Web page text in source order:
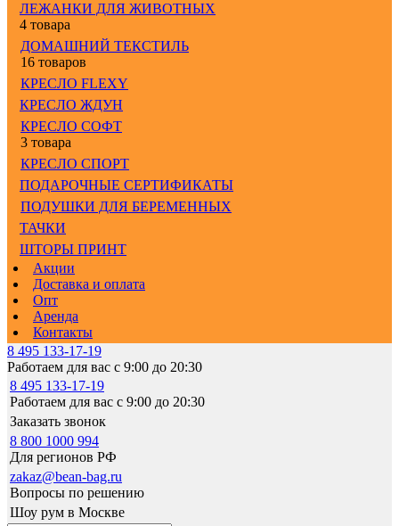
ЛЕЖАНКИ ДЛЯ ЖИВОТНЫХ
4 товара
ДОМАШНИЙ ТЕКСТИЛЬ
16 товаров
КРЕСЛО FLEXY
КРЕСЛО ЖДУН
КРЕСЛО СОФТ
3 товара
КРЕСЛО СПОРТ
ПОДАРОЧНЫЕ СЕРТИФИКАТЫ
ПОДУШКИ ДЛЯ БЕРЕМЕННЫХ
ТАЧКИ
ШТОРЫ ПРИНТ
Акции
Доставка и оплата
Опт
Аренда
Контакты
8 495 133-17-19
Работаем для вас с 9:00 до 20:30
8 495 133-17-19
Работаем для вас с 9:00 до 20:30
Заказать звонок
8 800 1000 994
Для регионов РФ
zakaz@bean-bag.ru
Вопросы по решению
Шоу рум в Москве